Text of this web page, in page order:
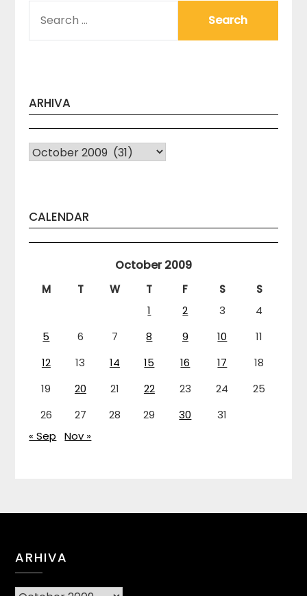
FOR:
ARHIVA
Arhiva
CALENDAR
October 2009
M T W T F S
S
1
2 3
4
5
6 7 8 9 10
11
12
13 14 15 16 17
18
19
20 21 22 23 24
25
26
27 28 29 30
31
« Sep
Nov »
ARHIVA